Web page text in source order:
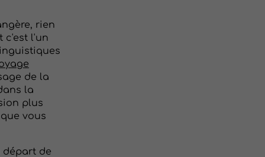
rien
c'est l'un
de la
la
plus
vous
départ de